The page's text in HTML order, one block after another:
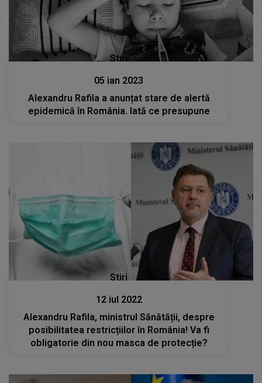
Stiri
05 ian 2023
Alexandru Rafila a anunțat stare de alertă
epidemică în România. Iată ce presupune
Stiri
12 iul 2022
Alexandru Rafila, ministrul Sănătății, despre
posibilitatea restricțiilor în România! Va fi
obligatorie din nou masca de protecție?